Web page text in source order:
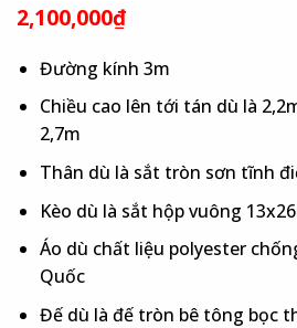
2,100,000₫
Đường kính 3m
Chiều cao lên tới tán dù là
2,7m
Thân dù là sắt tròn sơn tĩnh
Kèo dù là sắt hộp vuông
Áo dù chất liệu polyester
Quốc
Đế dù là đế tròn bê tông bọc